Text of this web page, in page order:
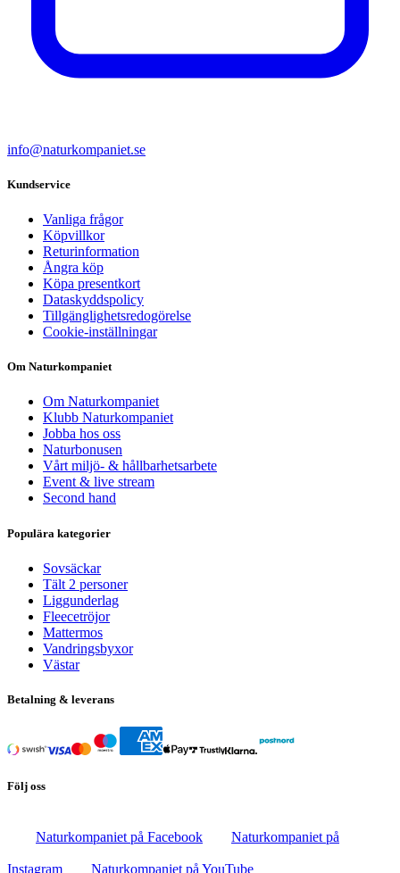
info@naturkompaniet.se
Kundservice
Vanliga frågor
Köpvillkor
Returinformation
Ångra köp
Köpa presentkort
Dataskyddspolicy
Tillgänglighetsredogörelse
Cookie-inställningar
Om Naturkompaniet
Om Naturkompaniet
Klubb Naturkompaniet
Jobba hos oss
Naturbonusen
Vårt miljö- & hållbarhetsarbete
Event & live stream
Second hand
Populära kategorier
Sovsäckar
Tält 2 personer
Liggunderlag
Fleecetröjor
Mattermos
Vandringsbyxor
Västar
Betalning & leverans
Följ oss
Naturkompaniet på Facebook Naturkompaniet på
Instagram Naturkompaniet på YouTube